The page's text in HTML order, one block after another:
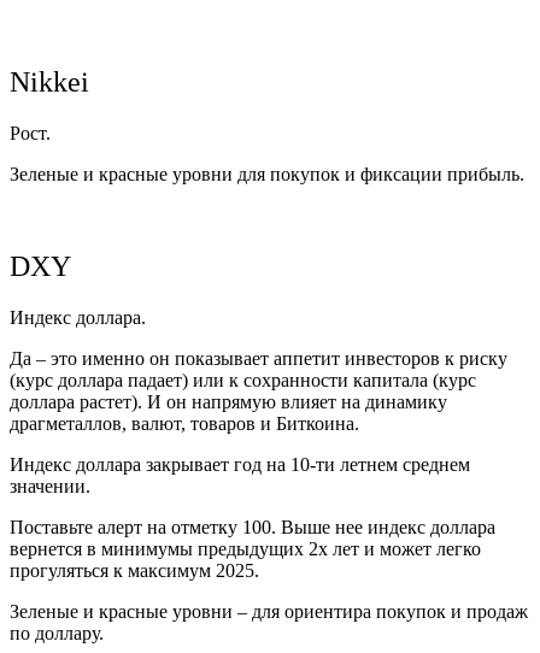
Nikkei
Рост.
Зеленые и красные уровни для покупок и фиксации прибыль.
DXY
Индекс доллара.
Да – это именно он показывает аппетит инвесторов к риску
(курс доллара падает) или к сохранности капитала (курс
доллара растет). И он напрямую влияет на динамику
драгметаллов, валют, товаров и Биткоина.
Индекс доллара закрывает год на 10-ти летнем среднем
значении.
Поставьте алерт на отметку 100. Выше нее индекс доллара
вернется в минимумы предыдущих 2х лет и может легко
прогуляться к максимум 2025.
Зеленые и красные уровни – для ориентира покупок и продаж
по доллару.